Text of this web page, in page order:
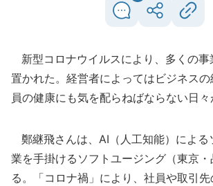
新型コロナウイルスにより、多くの事
置かれた。経営者によってはビジネス
員の健康にも気を配らねばならない日々
鄭継飛さんは、AI（人工知能）による
業を手掛けるソフトユージング（東京
る。「コロナ禍」により、社員や取引